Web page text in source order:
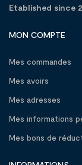
Etablished since
MON COMPTE
Mes commandes
Mes avoirs
Mes adresses
Mes informations
Mes bons de